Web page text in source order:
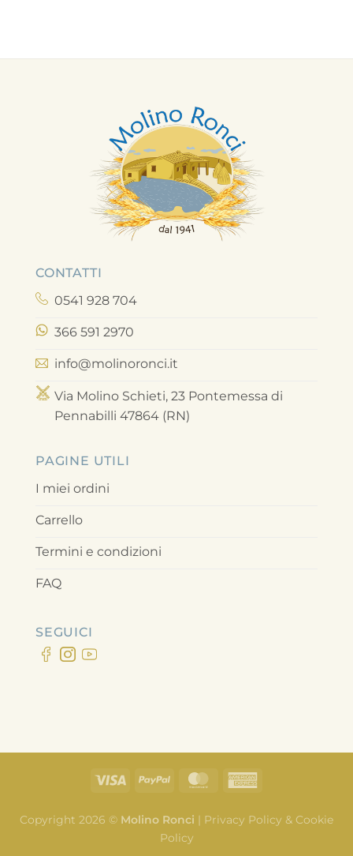
CONTATTI
0541 928 704
366 591 2970
info@molinoronci.it
Via Molino Schieti, 23 Pontemessa di
Pennabilli 47864 (RN)
PAGINE UTILI
I miei ordini
Carrello
Termini e condizioni
FAQ
SEGUICI
Copyright 2026 © Molino Ronci | Privacy Policy & Cookie
Policy